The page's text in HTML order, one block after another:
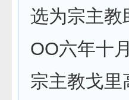
选为宗主教
OO六年十
宗主教戈